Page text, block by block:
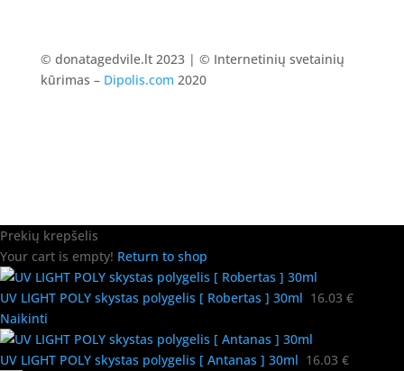
© donatagedvile.lt 2023 | © Internetinių svetainių
kūrimas – Dipolis.com 2020
Prekių krepšelis
Your cart is empty! Return to shop
UV LIGHT POLY skystas polygelis [ Robertas ] 30ml 16.03 €
Naikinti
UV LIGHT POLY skystas polygelis [ Antanas ] 30ml 16.03 €